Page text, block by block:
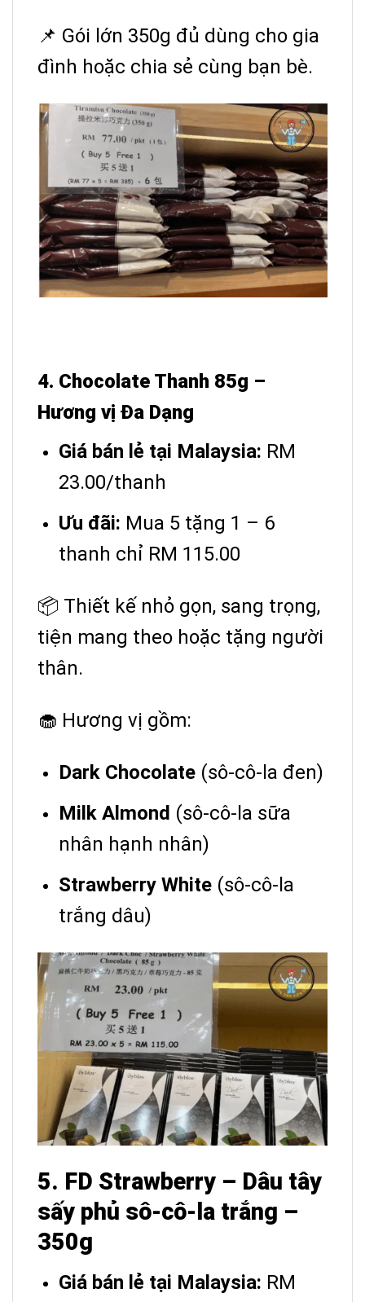
📌 Gói lớn 350g đủ dùng cho gia
đình hoặc chia sẻ cùng bạn bè.
4. Chocolate Thanh 85g –
Hương vị Đa Dạng
Giá bán lẻ tại Malaysia: RM
23.00/thanh
Ưu đãi: Mua 5 tặng 1 – 6
thanh chỉ RM 115.00
📦 Thiết kế nhỏ gọn, sang trọng,
tiện mang theo hoặc tặng người
thân.
🧁 Hương vị gồm:
Dark Chocolate (sô-cô-la đen)
Milk Almond (sô-cô-la sữa
nhân hạnh nhân)
Strawberry White (sô-cô-la
trắng dâu)
5. FD Strawberry – Dâu tây
sấy phủ sô-cô-la trắng –
350g
Giá bán lẻ tại Malaysia: RM